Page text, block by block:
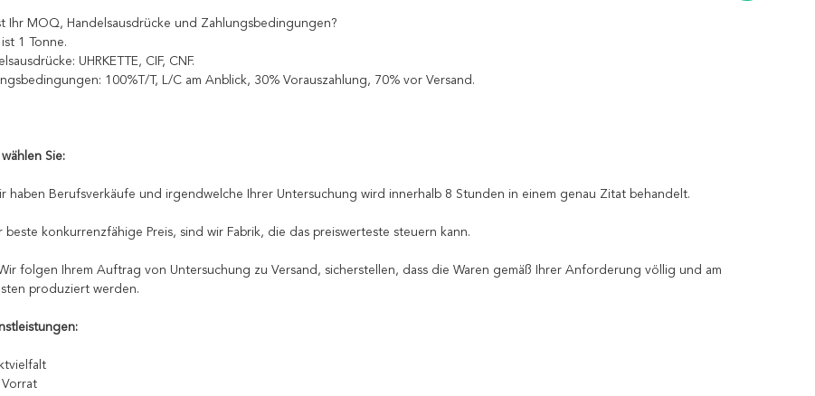
Ihr MOQ, Handelsausdrücke und Zahlungsbedingungen?
1 Tonne.
UHRKETTE, CIF, CNF.
100%T/T, L/C am Anblick, 30% Vorauszahlung, 70% vor Versand.
Sie:
haben Berufsverkäufe und irgendwelche Ihrer Untersuchung wird innerhalb 8 Stunden in einem genau Zitat behandelt.
beste konkurrenzfähige Preis, sind wir Fabrik, die das preiswerteste steuern kann.
folgen Ihrem Auftrag von Untersuchung zu Versand, sicherstellen, dass die Waren gemäß Ihrer Anforderung völlig und am
produziert werden.